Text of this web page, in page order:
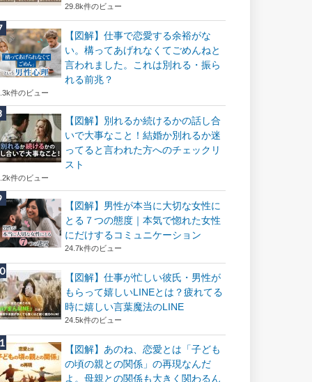
29.8k件のビュー
【図解】仕事で恋愛する余裕がな
い。構ってあげれなくてごめんねと
言われました。これは別れる・振ら
れる前兆？
件のビュー
【図解】別れるか続けるかの話し合
いで大事なこと！結婚か別れるか迷
ってると言われた方へのチェックリ
スト
件のビュー
【図解】男性が本当に大切な女性に
とる７つの態度｜本気で惚れた女性
にだけするコミュニケーション
24.7k件のビュー
【図解】仕事が忙しい彼氏・男性が
もらって嬉しいLINEとは？疲れてる
時に嬉しい言葉魔法のLINE
24.5k件のビュー
【図解】あのね、恋愛とは「子ども
の頃の親との関係」の再現なんだ
よ。母親との関係も大きく関わるん